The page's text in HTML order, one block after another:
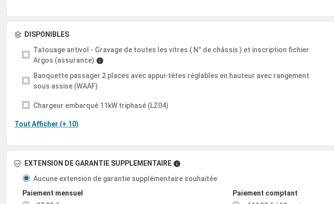
DISPONIBLES
Tatouage antivol - Gravage de toutes les vitres ( N° de châssis ) et inscription fichier
Argos (assurance)
Banquette passager 2 places avec appui-têtes réglables en hauteur avec rangement
sous assise (WAAF)
Chargeur embarqué 11kW triphasé (LZ04)
Tout Afficher (+ 10)
EXTENSION DE GARANTIE SUPPLEMENTAIRE
Aucune extension de garantie supplémentaire souhaitée
Paiement mensuel
Paiement comptant